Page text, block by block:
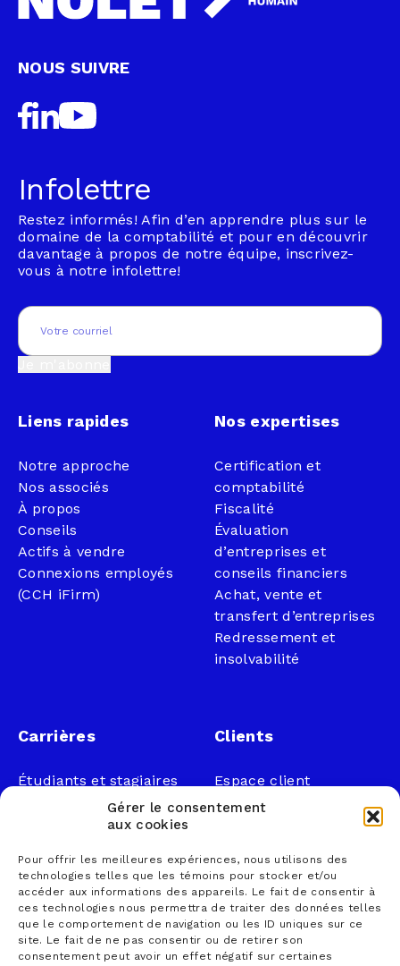
Gérer le consentement
aux cookies
Pour offrir les meilleures expériences, nous utilisons des
technologies telles que les témoins pour stocker et/ou
accéder aux informations des appareils. Le fait de consentir à
ces technologies nous permettra de traiter des données telles
que le comportement de navigation ou les ID uniques sur ce
site. Le fait de ne pas consentir ou de retirer son
consentement peut avoir un effet négatif sur certaines
NOUS SUIVRE
Infolettre
Restez informés! Afin d’en apprendre plus sur le
domaine de la comptabilité et pour en découvrir
davantage à propos de notre équipe, inscrivez-
vous à notre infolettre!
Email
Liens rapides
Notre approche
Nos associés
À propos
Conseils
Actifs à vendre
Connexions employés
(CCH iFirm)
Nos expertises
Certification et
comptabilité
Fiscalité
Évaluation
d’entreprises et
conseils financiers
Achat, vente et
transfert d’entreprises
Redressement et
insolvabilité
Carrières
Étudiants et stagiaires
Professionnels
Nous joindre
1 866 833-2114 (sans
frais)
courrier@lemieuxnolet
.ca
Contactez un syndic
Clients
Espace client
Légal
Loi sur la faillite et
l’insolvabilité
Politique de
confidentialité
Politique sur la